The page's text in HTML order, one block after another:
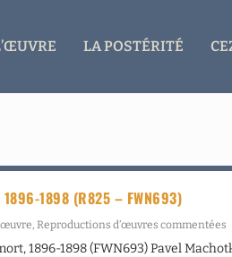
LA POSTÉRITÉ
1898 (R825 – FWN693)
,Reproductions d’œuvres commentées
1896-1898 (FWN693) Pavel